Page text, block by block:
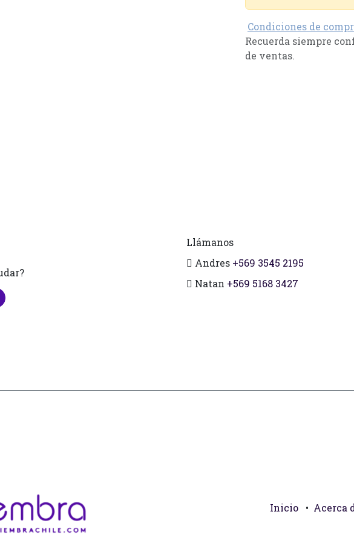
Condiciones de
Recuerda siempre
de ventas.
Llámanos
Andres +569 3545 2195
Natan +569 5168 3427
Inicio • Acerca